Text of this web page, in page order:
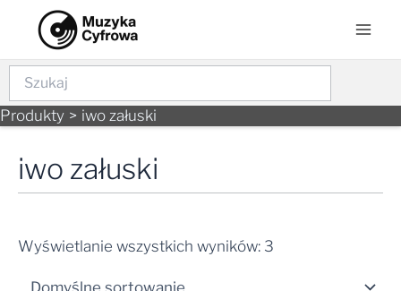
content
Szukaj
Produkty iwo załuski
iwo załuski
Wyświetlanie wszystkich wyników: 3